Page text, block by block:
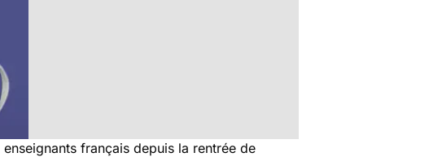
français depuis la rentrée de